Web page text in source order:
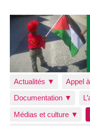
Actualités ▼ Appel
Documentation ▼
Médias et culture ▼